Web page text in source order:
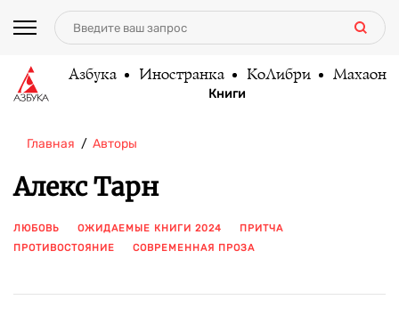
Азбука Иностранка КоЛибри Махаон
Книги
Главная Авторы
Алекс Тарн
ЛЮБОВЬ ОЖИДАЕМЫЕ КНИГИ 2024
ПРИТЧА
ПРОТИВОСТОЯНИЕ
СОВРЕМЕННАЯ ПРОЗА